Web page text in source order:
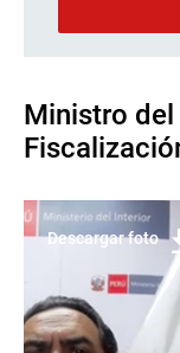
Ministro
Descargar foto